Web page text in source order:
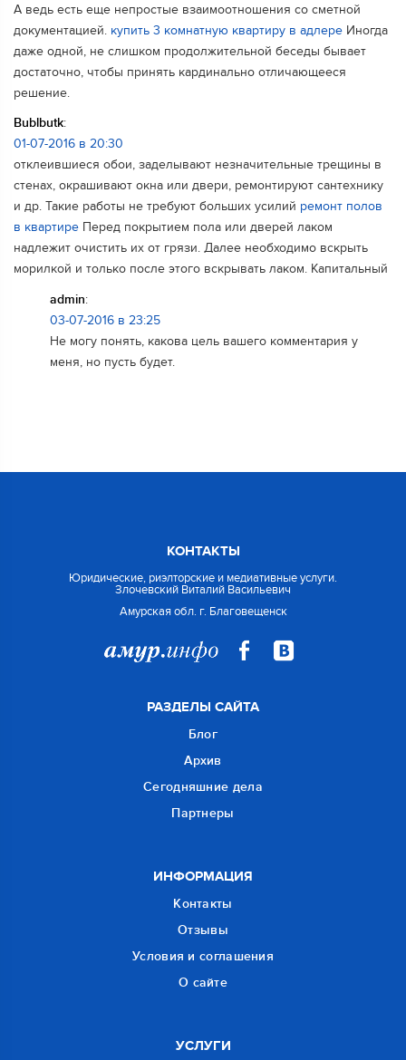
А ведь есть еще непростые взаимоотношения со сметной
документацией. купить 3 комнатную квартиру в адлере Иногда
даже одной, не слишком продолжительной беседы бывает
достаточно, чтобы принять кардинально отличающееся
решение.
Bublbutk:
01-07-2016 в 20:30
отклеившиеся обои, заделывают незначительные трещины в
стенах, окрашивают окна или двери, ремонтируют сантехнику
и др. Такие работы не требуют больших усилий ремонт полов
в квартире Перед покрытием пола или дверей лаком
надлежит очистить их от грязи. Далее необходимо вскрыть
морилкой и только после этого вскрывать лаком. Капитальный
admin:
03-07-2016 в 23:25
Не могу понять, какова цель вашего комментария у
меня, но пусть будет.
КОНТАКТЫ
Юридические, риэлторские и медиативные услуги.
Злочевский Виталий Васильевич
Амурская обл. г. Благовещенск
РАЗДЕЛЫ САЙТА
Блог
Архив
Сегодняшние дела
Партнеры
ИНФОРМАЦИЯ
Контакты
Отзывы
Условия и соглашения
О сайте
УСЛУГИ